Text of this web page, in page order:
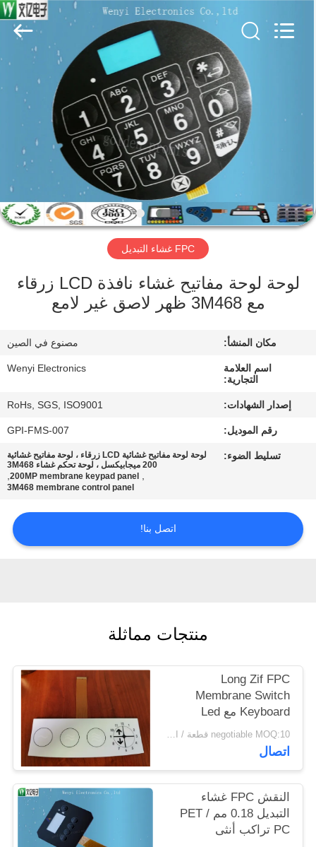
الرئيسية
معلومات
عنا
في
المعمل
مراقبة
الجودة
اقتباس
Technology
FPC غشاء التبديل
لوحة لوحة مفاتيح غشاء نافذة LCD زرقاء
مع 3M468 ظهر لاصق غير لامع
مكان المنشأ: مصنوع في الصين
اسم العلامة
التجارية:
Wenyi Electronics
إصدار الشهادات: RoHs, SGS, ISO9001
رقم الموديل: GPI-FMS-007
تسليط الضوء:
لوحة لوحة مفاتيح غشائية LCD زرقاء ، لوحة مفاتيح غشائية
200 ميجابيكسل ، لوحة تحكم غشاء 3M468
,
200MP membrane keypad panel
,
3M468 membrane control panel
اتصل بنا!
منتجات مماثلة
Long Zif FPC
Membrane Switch
Keyboard مع Led
1.0mm الملعب 3 مفاتيح
negotiable MOQ:10 قطعة / الوحدة
اتصال
النقش FPC غشاء
التبديل 0.18 مم PET /
PC تراكب أنثى